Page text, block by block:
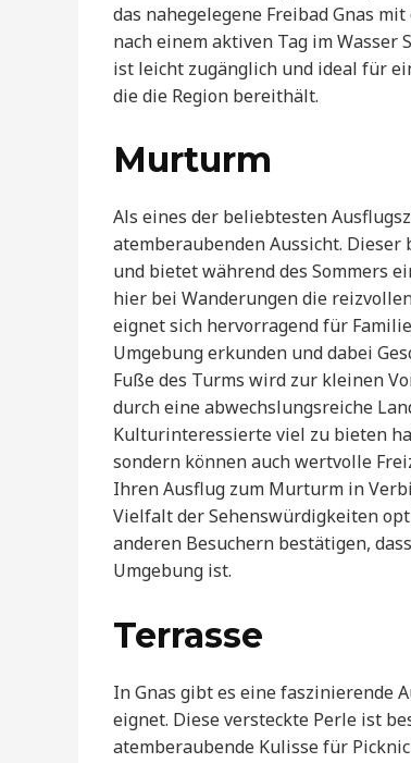
das nahegelegene Freibad Gnas
nach einem aktiven Tag im Wasser
ist leicht zugänglich und ideal für
die die Region bereithält.
Murturm
Als eines der beliebtesten
atemberaubenden Aussicht.
und bietet während des Sommers
hier bei Wanderungen die
eignet sich hervorragend für
Umgebung erkunden und dabei
Fuße des Turms wird zur kleinen
durch eine abwechslungsreiche
Kulturinteressierte viel zu bieten
sondern können auch wertvolle
Ihren Ausflug zum Murturm in
Vielfalt der Sehenswürdigkeiten
anderen Besuchern bestätigen,
Umgebung ist.
Terrasse
In Gnas gibt es eine faszinierende
eignet. Diese versteckte Perle ist
atemberaubende Kulisse für